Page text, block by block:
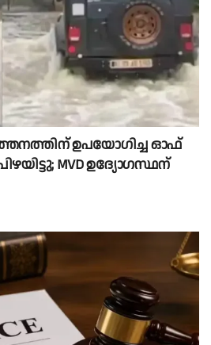
ഉപയോഗിച്ച ഓഫ്
MVD ഉദ്യോഗസ്ഥന്